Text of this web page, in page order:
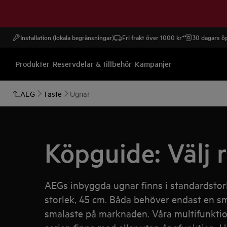
Installation (lokala begränsningar) Fri frakt över 1000 kr* 30 dagars
Produkter Reservdelar & tillbehör Kampanjer
AEG Taste Ugnar
Köpguide: Välj
AEGs inbyggda ugnar finns i
storlek, 45 cm. Båda behöver endast en
smalaste på marknaden. Våra